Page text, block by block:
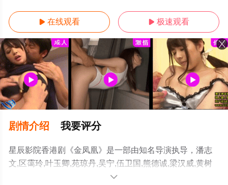
 在线观看  极速观看
剧情介绍 我要评分
星辰影院香港剧《金凤凰》是一部由知名导演执导，潘志
文,区霭玲,叶玉卿,苑琼丹,吴宁,伍卫国,熊德诚,梁汉威,黄树
棠,于枫,李寿祺等演员精彩演绎的香港电视剧，大结局剧情
